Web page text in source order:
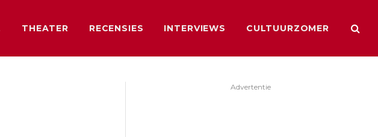
THEATER RECENSIES INTERVIEWS CULTUURZOMER
Advertentie